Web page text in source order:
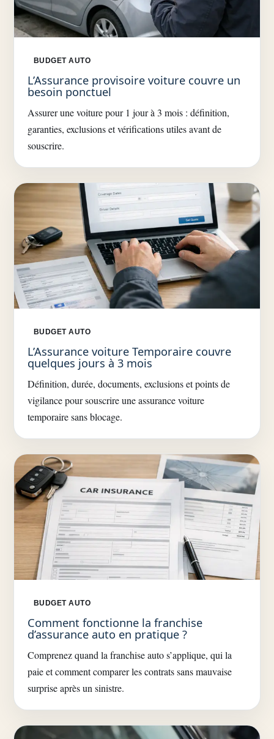
BUDGET AUTO
L’Assurance provisoire voiture couvre un
besoin ponctuel
Assurer une voiture pour 1 jour à 3 mois : définition,
garanties, exclusions et vérifications utiles avant de
souscrire.
BUDGET AUTO
L’Assurance voiture Temporaire couvre
quelques jours à 3 mois
Définition, durée, documents, exclusions et points de
vigilance pour souscrire une assurance voiture
temporaire sans blocage.
BUDGET AUTO
Comment fonctionne la franchise
d’assurance auto en pratique ?
Comprenez quand la franchise auto s’applique, qui la
paie et comment comparer les contrats sans mauvaise
surprise après un sinistre.